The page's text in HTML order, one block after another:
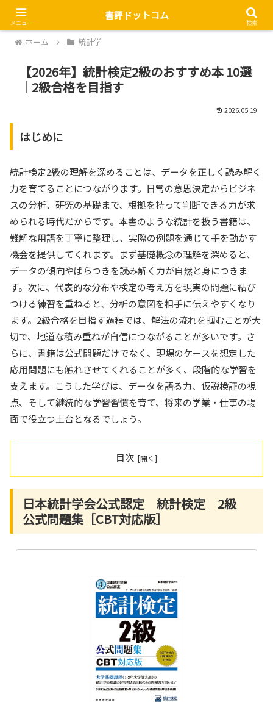
ホーム 統計学
【2026年】統計検定2級のおすすめ本 10選
｜2級合格を目指す
2026.05.19
はじめに
統計検定2級の理解を深めることは、データを正しく読み解く
力を育てることにつながります。日常の意思決定からビジネ
スの分析、研究の基礎まで、根拠を持って判断できる力が求
められる時代だからです。本書のような統計を扱う書籍は、
難解な用語を丁寧に整理し、実際の例題を通じて手を動かす
機会を提供してくれます。まず基礎概念の理解を深めると、
データの傾向やばらつきを読み解く力が自然と身につきま
す。次に、代表的な分布や検定の考え方を現実の問題に結び
つける練習を重ねると、分析の意図を相手に伝えやすくなり
ます。2級合格を目指す過程では、解法の流れを掴むことが大
切で、地道な積み重ねが自信につながることが多いです。さ
らに、書籍は公式問題だけでなく、現場のケースを想定した
応用問題にも触れさせてくれることが多く、段階的な学習を
支えます。こうした学びは、データを語る力、仮説検証の視
点、そして継続的な学習習慣を育て、将来の学業・仕事の場
面で役立つ土台となるでしょう。
目次
日本統計学会公式認定 統計検定 2級
公式問題集［CBT対応版］
メニュー
書評ドットコム
検索